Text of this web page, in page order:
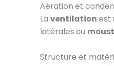
Aération et
La ventilation est
latérales ou
Structure et